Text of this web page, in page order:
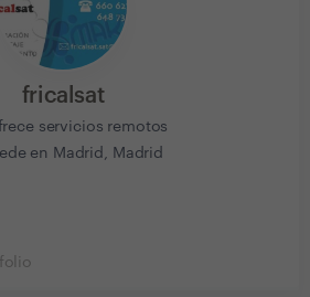
fricalsat
servicios remotos
en Madrid, Madrid